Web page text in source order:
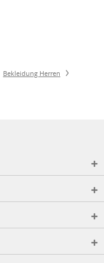
Bekleidung Herren